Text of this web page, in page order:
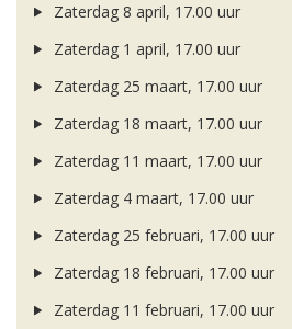
Zaterdag 8 april, 17.00 uur
Zaterdag 1 april, 17.00 uur
Zaterdag 25 maart, 17.00 uur
Zaterdag 18 maart, 17.00 uur
Zaterdag 11 maart, 17.00 uur
Zaterdag 4 maart, 17.00 uur
Zaterdag 25 februari, 17.00 uur
Zaterdag 18 februari, 17.00 uur
Zaterdag 11 februari, 17.00 uur